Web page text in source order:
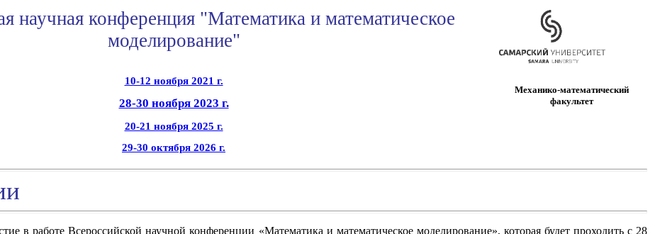
научная конференция "Математика и математическое
моделирование"
Механико-математический
факультет
10-12 ноября 2021 г.
28-30 ноября 2023 г.
20-21 ноября 2025 г.
29-30 октября 2026 г.
в работе Всероссийской научной конференции «Математика и математическое моделирование», которая будет проходить с 28